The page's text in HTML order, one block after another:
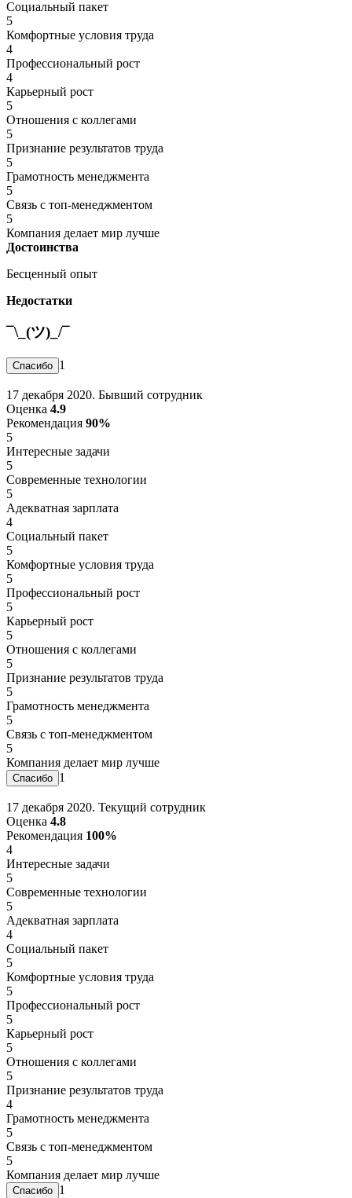
Социальный пакет
5
Комфортные условия труда
4
Профессиональный рост
4
Карьерный рост
5
Отношения с коллегами
5
Признание результатов труда
5
Грамотность менеджмента
5
Связь с топ-менеджментом
5
Компания делает мир лучше
Достоинства
Бесценный опыт
Недостатки
¯\_(ツ)_/¯
1
17 декабря 2020. Бывший сотрудник
Оценка 4.9
Рекомендация 90%
5
Интересные задачи
5
Современные технологии
5
Адекватная зарплата
4
Социальный пакет
5
Комфортные условия труда
5
Профессиональный рост
5
Карьерный рост
5
Отношения с коллегами
5
Признание результатов труда
5
Грамотность менеджмента
5
Связь с топ-менеджментом
5
Компания делает мир лучше
1
17 декабря 2020. Текущий сотрудник
Оценка 4.8
Рекомендация 100%
4
Интересные задачи
5
Современные технологии
5
Адекватная зарплата
4
Социальный пакет
5
Комфортные условия труда
5
Профессиональный рост
5
Карьерный рост
5
Отношения с коллегами
5
Признание результатов труда
4
Грамотность менеджмента
5
Связь с топ-менеджментом
5
Компания делает мир лучше
1